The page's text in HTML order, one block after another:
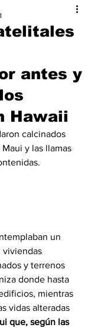
antes y
Hawaii
calcinados
y las llamas
un
viviendas
y terrenos
donde hasta
mientras
vidas alteradas
que, según las